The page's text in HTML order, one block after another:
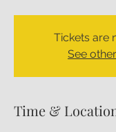
Tickets are
See
Time &